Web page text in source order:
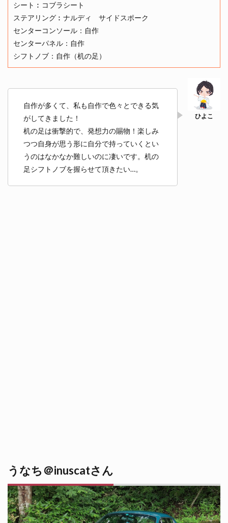
シート︰コブラシート
ステアリング︰ナルディ サイドスポーク
センターコンソール：自作
センターパネル：自作
シフトノブ：自作（机の足）
自作が多くて、私も自作で色々とできる気
がしてきました！
机の足は衝撃的で、発想力の賜物！楽しみ
つつ自身が思う形に自分で持っていくとい
うのはなかなか難しいのに凄いです。机の
足シフトノブを握らせて頂きたい…。
うなち＠inuscatさん